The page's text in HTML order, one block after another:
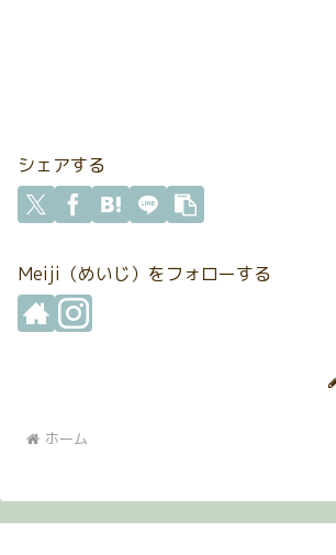
シェアする
Meiji（めいじ）をフォローする
ホーム